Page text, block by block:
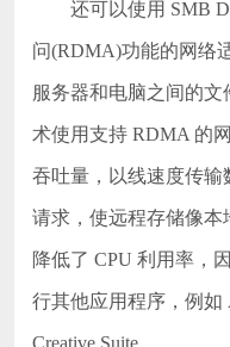
还可以使用 SMB
问(RDMA)功能的网络
服务器和电脑之间的
术使用支持 RDMA 的
吞吐量，以线速度传输
请求，使远程存储像
降低了 CPU 利用率，
行其他应用程序，例如